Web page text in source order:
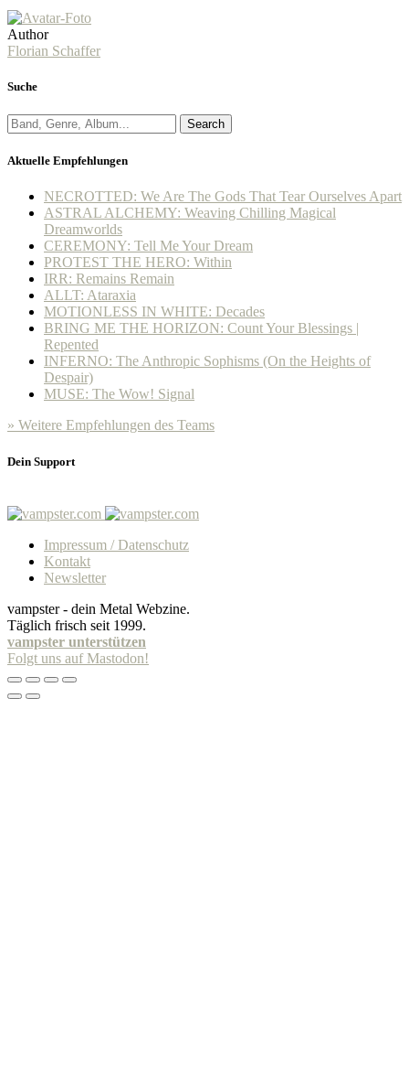
Author
Florian Schaffer
Suche
Search
Aktuelle Empfehlungen
NECROTTED: We Are The Gods That Tear Ourselves Apart
ASTRAL ALCHEMY: Weaving Chilling Magical
Dreamworlds
CEREMONY: Tell Me Your Dream
PROTEST THE HERO: Within
IRR: Remains Remain
ALLT: Ataraxia
MOTIONLESS IN WHITE: Decades
BRING ME THE HORIZON: Count Your Blessings |
Repented
INFERNO: The Anthropic Sophisms (On the Heights of
Despair)
MUSE: The Wow! Signal
» Weitere Empfehlungen des Teams
Dein Support
Impressum / Datenschutz
Kontakt
Newsletter
vampster - dein Metal Webzine.
Täglich frisch seit 1999.
vampster unterstützen
Folgt uns auf Mastodon!